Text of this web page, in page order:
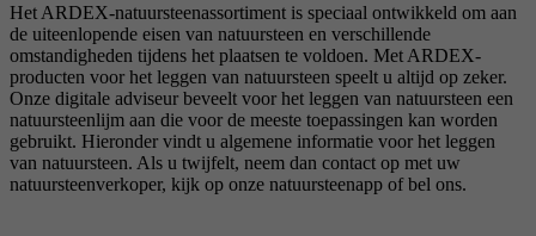
Het ARDEX-natuursteenassortiment is speciaal ontwikkeld om aan
de uiteenlopende eisen van natuursteen en verschillende
omstandigheden tijdens het plaatsen te voldoen. Met ARDEX-
producten voor het leggen van natuursteen speelt u altijd op zeker.
Onze digitale adviseur beveelt voor het leggen van natuursteen een
natuursteenlijm aan die voor de meeste toepassingen kan worden
gebruikt. Hieronder vindt u algemene informatie voor het leggen
van natuursteen. Als u twijfelt, neem dan contact op met uw
natuursteenverkoper, kijk op onze natuursteenapp of bel ons.